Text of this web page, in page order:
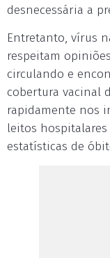
desnecessária a
Entretanto, vírus
respeitam
circulando e
cobertura vacinal
rapidamente nos
leitos
estatísticas de